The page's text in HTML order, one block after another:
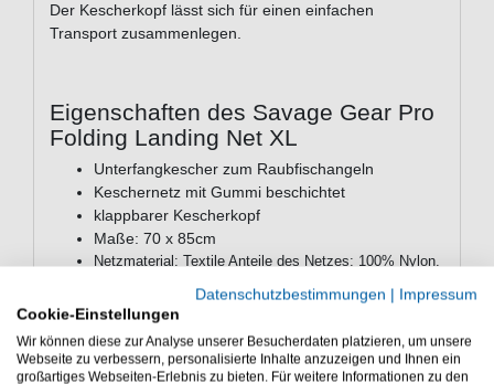
Der Kescherkopf lässt sich für einen einfachen
Transport zusammenlegen.
Eigenschaften des Savage Gear Pro
Folding Landing Net XL
Unterfangkescher zum Raubfischangeln
Keschernetz mit Gummi beschichtet
klappbarer Kescherkopf
Maße: 70 x 85cm
Netzmaterial: Textile Anteile des Netzes: 100% Nylon.
Das Savage Gear Pro Folding Landing Net XL ist ein
Unterfangkescher für Raubfische - Das Savage Gear
Datenschutzbestimmungen | Impressum
Cookie-Einstellungen
Wir können diese zur Analyse unserer Besucherdaten platzieren, um unsere
Webseite zu verbessern, personalisierte Inhalte anzuzeigen und Ihnen ein
großartiges Webseiten-Erlebnis zu bieten. Für weitere Informationen zu den